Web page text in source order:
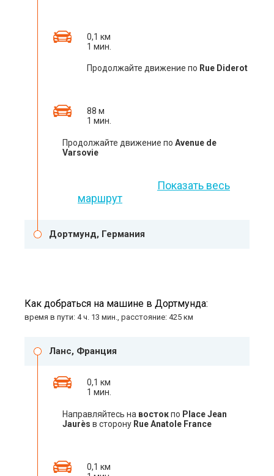
0,1 км
1 мин.
Продолжайте движение по Rue Diderot
88 м
1 мин.
Продолжайте движение по Avenue de
Varsovie
Показать весь
маршрут
Дортмунд, Германия
Как добраться на машине в Дортмунда:
время в пути: 4 ч. 13 мин., расстояние: 425 км
Ланс, Франция
0,1 км
1 мин.
Направляйтесь на востокпо Place Jean
Jaurès в сторону Rue Anatole France
0,1 км